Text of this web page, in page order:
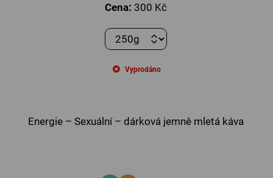
Cena: 300 Kč
Vyprodáno
Energie – Sexuální – dárková jemně mletá káva